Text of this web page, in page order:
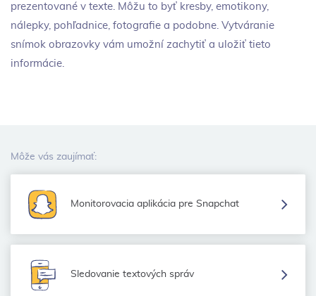
prezentované v texte. Môžu to byť kresby, emotikony,
nálepky, pohľadnice, fotografie a podobne. Vytváranie
snímok obrazovky vám umožní zachytiť a uložiť tieto
informácie.
Môže vás zaujímať:
Monitorovacia aplikácia pre Snapchat
Sledovanie textových správ